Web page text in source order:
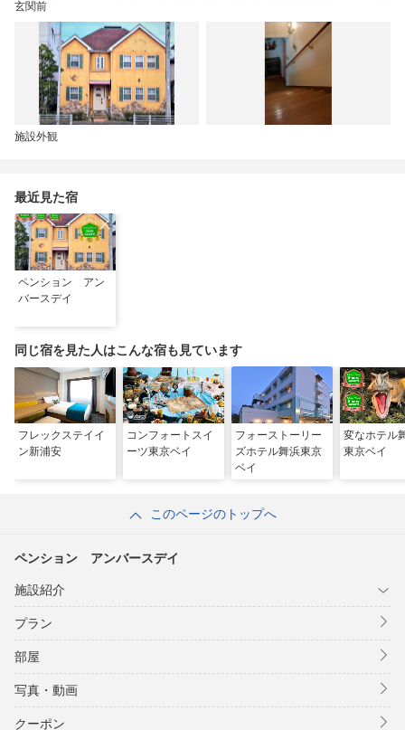
玄関前
施設外観
最近見た宿
ペンション アン
バースデイ
同じ宿を見た人はこんな宿も見ています
フレックステイイ
ン新浦安
コンフォートスイ
ーツ東京ベイ
フォーストーリー
ズホテル舞浜東京
ベイ
変なホテ
東京ベイ
このページのトップへ
ペンション アンバースデイ
施設紹介
プラン
部屋
写真・動画
クーポン